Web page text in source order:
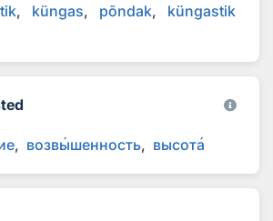
küngas põndak küngastik
возвышенность высота